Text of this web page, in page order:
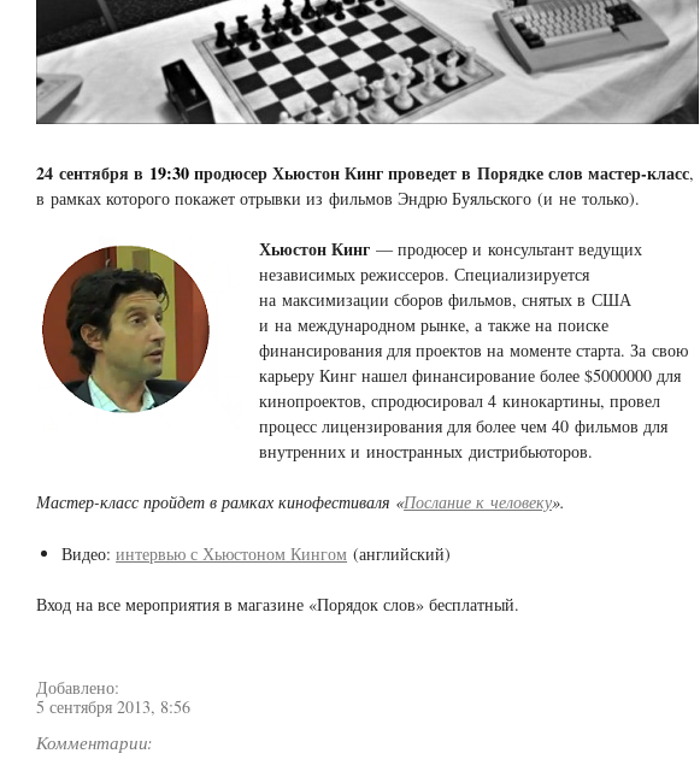
24 сентября в 19:30продюсер Хьюстон Кинг проведет в Порядке слов мастер-класс,
в рамках которого покажет отрывки из фильмов Эндрю Буяльского (и не только).
Хьюстон Кинг — продюсер и консультант ведущих
независимых режиссеров. Специализируется
на максимизации сборов фильмов, снятых в США
и на международном рынке, а также на поиске
финансирования для проектов на моменте старта. За свою
карьеру Кинг нашел финансирование более $5000000 для
кинопроектов, спродюсировал 4 кинокартины, провел
процесс лицензирования для более чем 40 фильмов для
внутренних и иностранных дистрибьюторов.
Мастер-класс пройдет в рамках кинофестиваля «Послание к человеку».
Видео:интервью с Хьюстоном Кингом (английский)
Вход на все мероприятия в магазине «Порядок слов» бесплатный.
Добавлено:
5 сентября 2013, 8:56
Комментарии: